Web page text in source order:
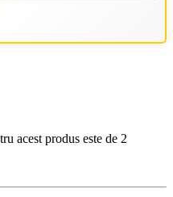
acest produs este de 2